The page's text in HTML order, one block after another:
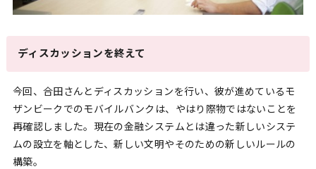
ディスカッションを終えて
今回、合田さんとディスカッションを行い、彼が進めているモ
ザンビークでのモバイルバンクは、やはり際物ではないことを
再確認しました。現在の金融システムとは違った新しいシステ
ムの設立を軸とした、新しい文明やそのための新しいルールの
構築。